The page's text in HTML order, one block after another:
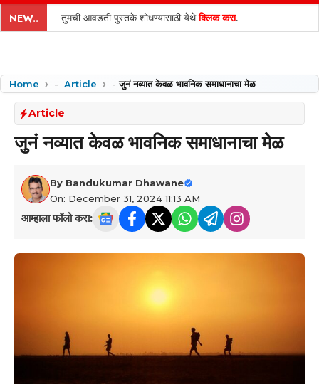
content
NEW.. तुमची आवडती पुस्तके शोधण्यासाठी येथेक्लिक करा.
Home - Article -जुनं नव्यात केवळ भावनिक समाधानाचा मेळ
Article
जुनं नव्यात केवळ भावनिक समाधानाचा मेळ
By Bandukumar Dhawane
On: December 31, 2024 11:13 AM
आम्हाला फॉलो करा: